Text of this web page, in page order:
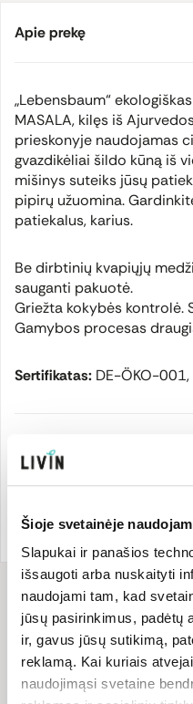
Šioje svetainėje
Slapukai ir panašios
išsaugoti arba nuskaityti
naudojami tam, kad
jūsų pasirinkimus, padėtų
ir, gavus jūsų sutikimą,
reklamą. Kai kuriais
naudojimąsi svetaine
Apie prekę
„Lebensbaum“
MASALA, kilęs iš
prieskonyje naudojamas
gvazdikėliai šildo kūną iš
mišinys suteiks jūsų
pipirų užuomina.
patiekalus, karius.
Be dirbtinių kvapiųjų
sauganti pakuotė.
Griežta kokybės kontrolė.
Gamybos procesas
Sertifikatas: DE-ÖKO-001,
Gamintojas
Prekės ženklo šalis:
Vokietija
Sudėtis
Sudedamosios dalys:
cinamonas*, juodieji pipirai*,
lapai*, gvazdikėliai.